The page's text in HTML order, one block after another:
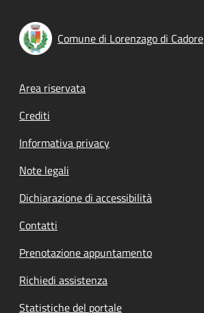
Comune di Lorenzago di Cadore
Footer menu
Area riservata
Crediti
Informativa privacy
Note legali
Dichiarazione di accessibilità
Contatti
Prenotazione appuntamento
Richiedi assistenza
Statistiche del portale